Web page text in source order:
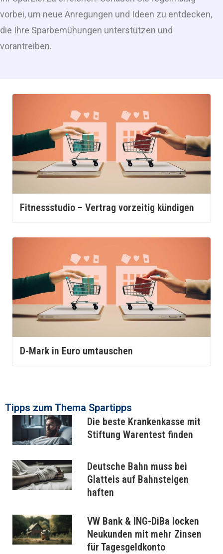
vorbei, um neue Anregungen und Ideen zu entdecken,
die Ihre Sparbemühungen unterstützen und
vorantreiben.
Fitnessstudio – Vertrag vorzeitig kündigen
D-Mark in Euro umtauschen
Tipps zum Thema ​Spartipps
Die beste Krankenkasse mit
Stiftung Warentest finden
Deutsche Bahn muss bei
Glatteis auf Bahnsteigen
haften
VW Bank & ING-DiBa locken
Neukunden mit mehr Zinsen
für Tagesgeldkonto